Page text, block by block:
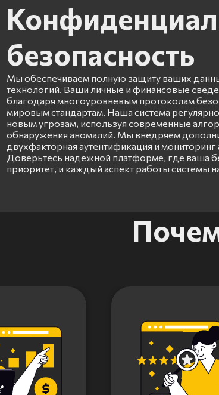
безопасность
Мы обеспечиваем полную защиту ваших
технологий. Ваши личные и финансовые
благодаря многоуровневым протоколам
мировым стандартам. Наша система
новым угрозам, используя современные
обнаружения аномалий. Мы внедряем
двухфакторная аутентификация и
Доверьтесь надежной платформе, где ваша
приоритет, и каждый аспект работы системы